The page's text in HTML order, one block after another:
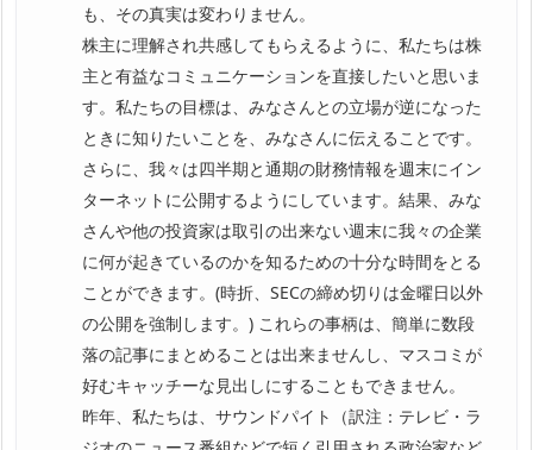
も、その真実は変わりません。
株主に理解され共感してもらえるように、私たちは株
主と有益なコミュニケーションを直接したいと思いま
す。私たちの目標は、みなさんとの立場が逆になった
ときに知りたいことを、みなさんに伝えることです。
さらに、我々は四半期と通期の財務情報を週末にイン
ターネットに公開するようにしています。結果、みな
さんや他の投資家は取引の出来ない週末に我々の企業
に何が起きているのかを知るための十分な時間をとる
ことができます。(時折、SECの締め切りは金曜日以外
の公開を強制します。) これらの事柄は、簡単に数段
落の記事にまとめることは出来ませんし、マスコミが
好むキャッチーな見出しにすることもできません。
昨年、私たちは、サウンドパイト（訳注：テレビ・ラ